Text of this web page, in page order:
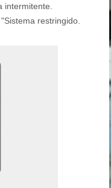
intermitente.
restringido.